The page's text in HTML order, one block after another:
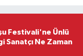
Festivali'ne Ünlü
Sanatçı Ne Zaman